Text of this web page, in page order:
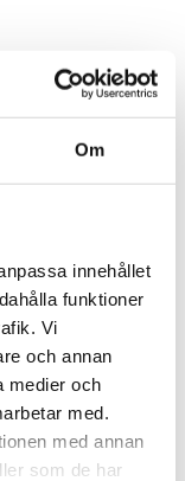
Om
innehållet
funktioner
Vi
och annan
medier och
med.
med annan
som de har
016-009
0,035 kg